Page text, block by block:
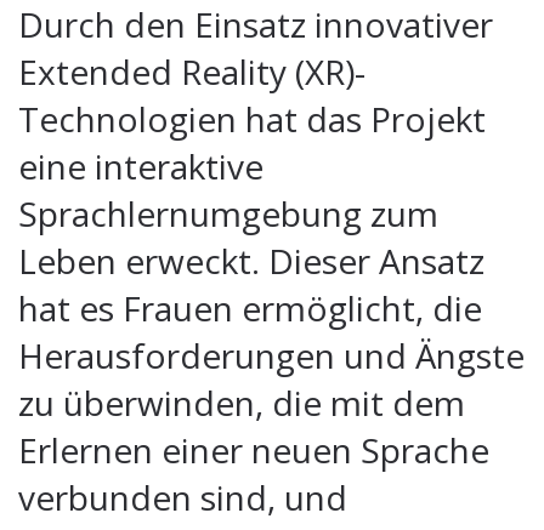
Durch den Einsatz innovativer
Extended Reality (XR)-
Technologien hat das Projekt
eine interaktive
Sprachlernumgebung zum
Leben erweckt. Dieser Ansatz
hat es Frauen ermöglicht, die
Herausforderungen und Ängste
zu überwinden, die mit dem
Erlernen einer neuen Sprache
verbunden sind, und